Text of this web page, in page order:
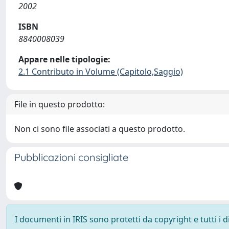
2002
ISBN
8840008039
Appare nelle tipologie:
2.1 Contributo in Volume (Capitolo,Saggio)
File in questo prodotto:
Non ci sono file associati a questo prodotto.
Pubblicazioni consigliate
I documenti in IRIS sono protetti da copyright e tutti i